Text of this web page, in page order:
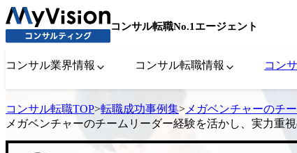
コンサル転職No.1エージェント
コンサル業界情報 コンサル転職情報 コン
コンサル転職TOP>転職成功事例集> メガベンチャーのチ
メガベンチャーのチームリーダー経験を活かし、実力重